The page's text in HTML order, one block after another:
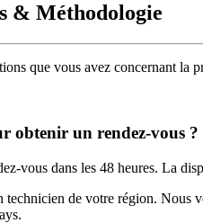
& Méthodologie
que vous avez concernant
obtenir un rendez-vous ?
vous dans les 48 heures. La
technicien de votre région. Nous